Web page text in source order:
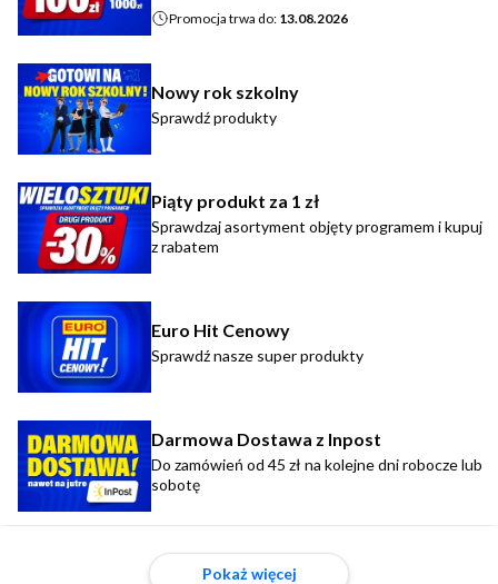
Promocja trwa do: 13.08.2026
Nowy rok szkolny
Sprawdź produkty
Piąty produkt za 1 zł
Sprawdzaj asortyment objęty programem i kupuj
z rabatem
Euro Hit Cenowy
Sprawdź nasze super produkty
Darmowa Dostawa z Inpost
Do zamówień od 45 zł na kolejne dni robocze lub
sobotę
Pokaż więcej